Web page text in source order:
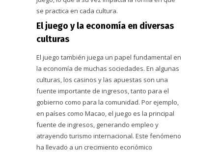
se practica en cada cultura.
El juego y la economía en diversas
culturas
El juego también juega un papel fundamental en
la economía de muchas sociedades. En algunas
culturas, los casinos y las apuestas son una
fuente importante de ingresos, tanto para el
gobierno como para la comunidad. Por ejemplo,
en países como Macao, el juego es la principal
fuente de ingresos, generando empleo y
atrayendo turismo internacional. Este fenómeno
ha llevado a un crecimiento económico